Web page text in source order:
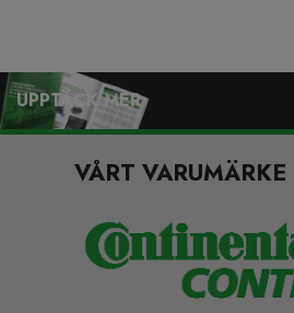
UPPTÄCK MER
VÅRT VARUMÄRKE